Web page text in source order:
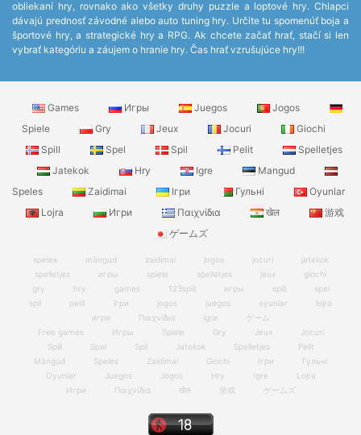
obliekaní hry, rovnako ako všetky druhy puzzle a loptové hry. Chlapci
dávajú prednosť závodné alebo auto tuning hry. Určite tu spomenúť boja a
športové hry, a strategické hry a RPG. Ak chcete začať hrať, stačí si len
vybrať kategóriu a záujem o hranie hry. Čas hrať vzrušujúce hry!!!
Games Игры Juegos
Jogos
Spiele
Gry Jeux Jocuri
Giochi
Spill
Spel Spil Pelit
Spelletjes
Jatekok
Hry Igre
Mangud
Speles
Zaidimai Ігри Гульні
Oyunlar
Lojra
Игри Παιχνίδια खेल
游戏
ゲームズ
speles mängud zaidimai jogos jocuri
jatekok
spelletjes
игры spiele spelletjes jeux
giochi
gry
hry games 123spill игры spill
spel
spil
pelit ігри jogos juegos oyunlar
lojra
игри
Παιχνίδια igre
ゲーム
Free games
Игры Spiele Gry Jeux
Jocuri
Spill
Spel Spil Jatekok Spelletjes
Pelit
Mängud
Speles Zaidimai Giochi Ігри
Гульні
Oyunlar
Juegos Jogos Hry Igre
Lojra
Игри
Παιχνίδια खेल 游戏 ゲームズ